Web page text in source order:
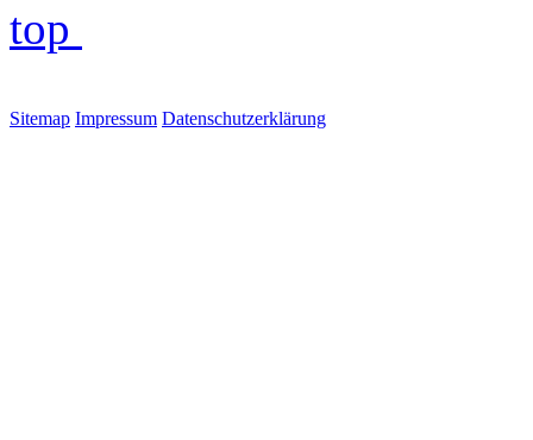
top
Sitemap Impressum Datenschutzerklärung